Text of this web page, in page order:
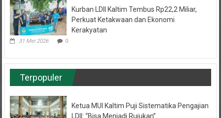
Perkuat Ketakwaan dan Ekonomi
Kerakyatan
31 Mei 2026 0
Terpopuler
LDII: “Bisa Menjadi Rujukan”